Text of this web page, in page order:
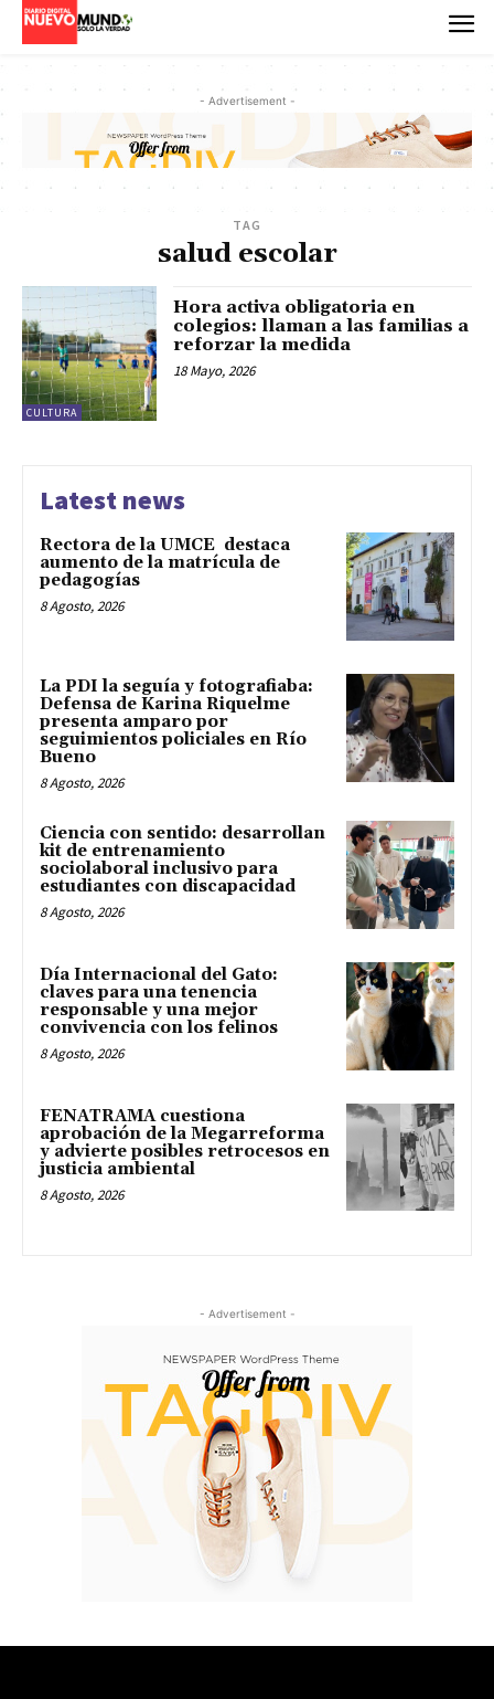
- Advertisement -
TAG
salud escolar
CULTURA
Hora activa obligatoria en
colegios: llaman a las familias a
reforzar la medida
18 Mayo, 2026
Latest news
Rectora de la UMCE destaca
aumento de la matrícula de
pedagogías
8 Agosto, 2026
La PDI la seguía y fotografiaba:
Defensa de Karina Riquelme
presenta amparo por
seguimientos policiales en Río
Bueno
8 Agosto, 2026
Ciencia con sentido: desarrollan
kit de entrenamiento
sociolaboral inclusivo para
estudiantes con discapacidad
8 Agosto, 2026
Día Internacional del Gato:
claves para una tenencia
responsable y una mejor
convivencia con los felinos
8 Agosto, 2026
FENATRAMA cuestiona
aprobación de la Megarreforma
y advierte posibles retrocesos en
justicia ambiental
8 Agosto, 2026
- Advertisement -